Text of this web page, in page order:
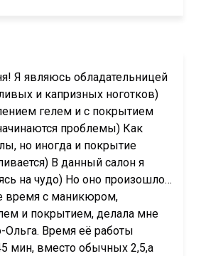
Я являюсь обладательницей
и капризных ноготков)
гелем и с покрытием
проблемы) Как
но иногда и покрытие
В данный салон я
на чудо) Но оно произошло…
время с маникюром,
и покрытием, делала мне
Ольга. Время её работы
мин, вместо обычных 2,5,а